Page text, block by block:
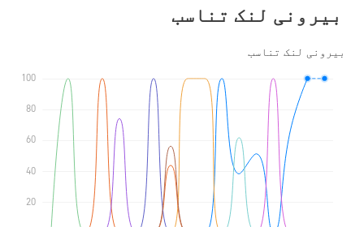
بیرونی لنک تناسب